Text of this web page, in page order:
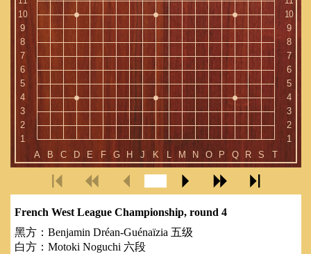
French West League Championship, round 4
黑方： Benjamin Dréan-Guénaïzia 五级
白方： Motoki Noguchi 六段